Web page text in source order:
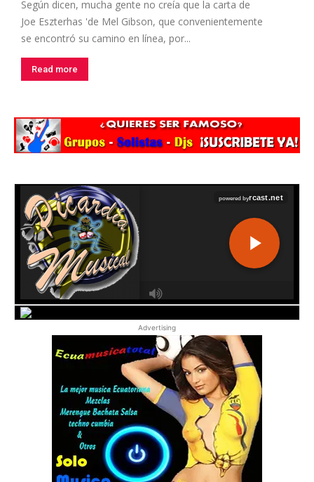
Según dicen, mucha gente no creía que la carta de
Joe Eszterhas 'de Mel Gibson, que convenientemente
se encontró su camino en línea, por...
Read more
Advertising